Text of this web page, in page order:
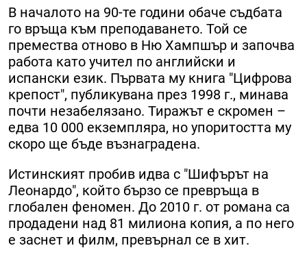
В началото на 90-те години обаче съдбата
го връща към преподаването. Той се
премества отново в Ню Хампшър и започва
работа като учител по английски и
испански език. Първата му книга "Цифрова
крепост", публикувана през 1998 г., минава
почти незабелязано. Тиражът е скромен –
едва 10 000 екземпляра, но упоритостта му
скоро ще бъде възнаградена.
Истинският пробив идва с "Шифърът на
Леонардо", който бързо се превръща в
глобален феномен. До 2010 г. от романа са
продадени над 81 милиона копия, а по него
е заснет и филм, превърнал се в хит.